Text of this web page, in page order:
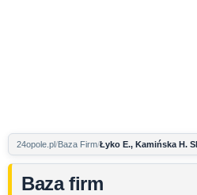
24opole.pl Baza Firm Łyko E., Kamińska H.
Baza firm